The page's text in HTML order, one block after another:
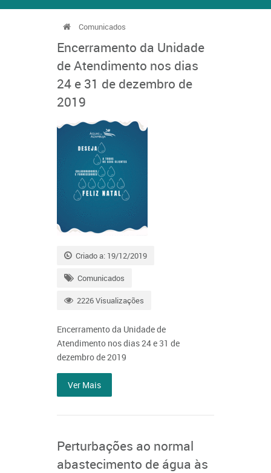
Comunicados
Encerramento da Unidade
de Atendimento nos dias
24 e 31 de dezembro de
2019
Criado a: 19/12/2019
Comunicados
2226 Visualizações
Encerramento da Unidade de
Atendimento nos dias 24 e 31 de
dezembro de 2019
Ver Mais
Perturbações ao normal
abastecimento de água às